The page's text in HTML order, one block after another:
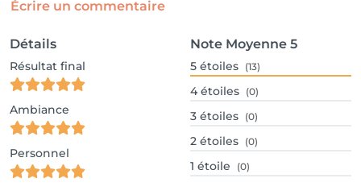
Écrire un commentaire
Détails
Résultat final
Ambiance
Personnel
Note Moyenne 5
5 étoiles (13)
4 étoiles (0)
3 étoiles (0)
2 étoiles (0)
1 étoile (0)